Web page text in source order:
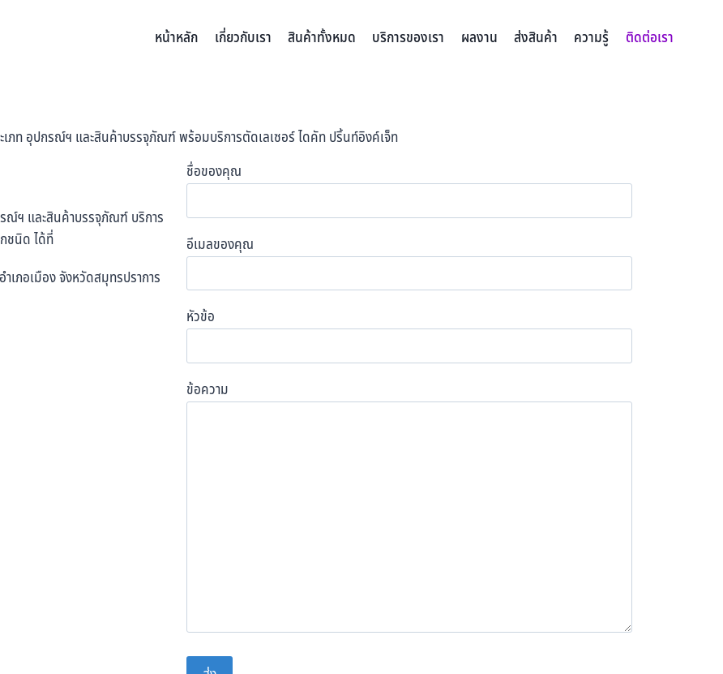
หน้าหลัก เกี่ยวกับเรา สินค้าทั้งหมด บริการของเรา ผลงาน ส่งสินค้า ความรู้ ติดต่อเรา
ภท อุปกรณ์ฯ และสินค้าบรรจุภัณฑ์ พร้อมบริการตัดเลเซอร์ ไดคัท ปริ้นท์อิงค์เจ็ท
ฯ และสินค้าบรรจุภัณฑ์ บริการ
ชนิด ได้ที่
เภอเมือง จังหวัดสมุทรปราการ
ชื่อของคุณ
อีเมลของคุณ
หัวข้อ
ข้อความ